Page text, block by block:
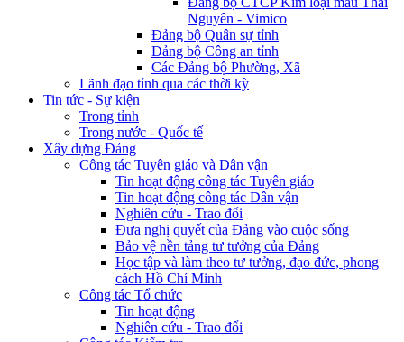
Nguyên - Vimico
Đảng bộ Quân sự tỉnh
Đảng bộ Công an tỉnh
Các Đảng bộ Phường, Xã
Lãnh đạo tỉnh qua các thời kỳ
Tin tức - Sự kiện
Trong tỉnh
Trong nước - Quốc tế
Xây dựng Đảng
Công tác Tuyên giáo và Dân vận
Tin hoạt động công tác Tuyên giáo
Tin hoạt động công tác Dân vận
Nghiên cứu - Trao đổi
Đưa nghị quyết của Đảng vào cuộc sống
Bảo vệ nền tảng tư tưởng của Đảng
Học tập và làm theo tư tưởng, đạo đức, phong
cách Hồ Chí Minh
Công tác Tổ chức
Tin hoạt động
Nghiên cứu - Trao đổi